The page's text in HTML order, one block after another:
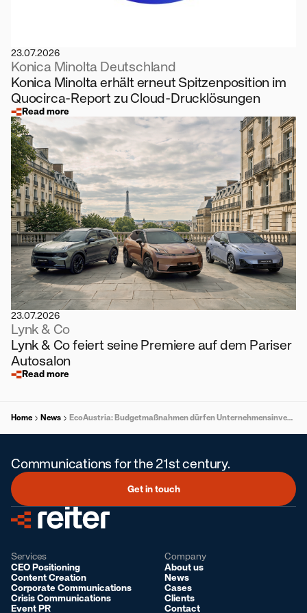
23.07.2026
Konica Minolta Deutschland
Konica Minolta erhält erneut Spitzenposition im
Quocirca-Report zu Cloud-Drucklösungen
Read more
23.07.2026
Lynk & Co
Lynk & Co feiert seine Premiere auf dem Pariser
Autosalon
Read more
Home News EcoAustria: Budgetmaßnahmen dürfen Unternehmensinvestitionen nicht bremsen
Communications for the 21st century.
Get in touch
Services
CEO Positioning
Content Creation
Corporate Communications
Crisis Communications
Event PR
Company
About us
News
Cases
Clients
Contact